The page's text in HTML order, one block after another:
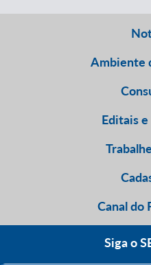
Ambiente
Editais
Canal do
Siga o